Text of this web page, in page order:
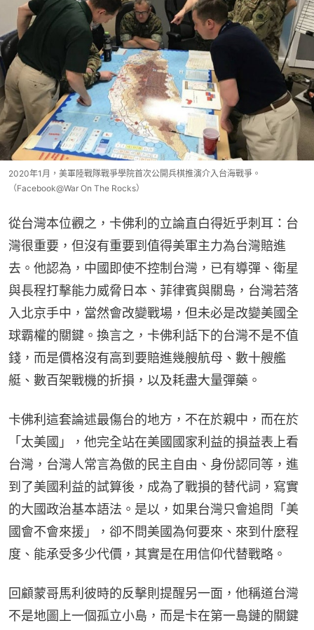
2020年1月，美軍陸戰隊戰爭學院首次公開兵棋推演介入台海戰爭。
（Facebook@War On The Rocks）
從台灣本位觀之，卡佛利的立論直白得近乎刺耳：台
灣很重要，但沒有重要到值得美軍主力為台灣賠進
去。他認為，中國即使不控制台灣，已有導彈、衛星
與長程打擊能力威脅日本、菲律賓與關島，台灣若落
入北京手中，當然會改變戰場，但未必是改變美國全
球霸權的關鍵。換言之，卡佛利話下的台灣不是不值
錢，而是價格沒有高到要賠進幾艘航母、數十艘艦
艇、數百架戰機的折損，以及耗盡大量彈藥。
卡佛利這套論述最傷台的地方，不在於親中，而在於
「太美國」，他完全站在美國國家利益的損益表上看
台灣，台灣人常言為傲的民主自由、身份認同等，進
到了美國利益的試算後，成為了戰損的替代詞，寫實
的大國政治基本語法。是以，如果台灣只會追問「美
國會不會來援」，卻不問美國為何要來、來到什麼程
度、能承受多少代價，其實是在用信仰代替戰略。
回顧蒙哥馬利彼時的反擊則提醒另一面，他稱道台灣
不是地圖上一個孤立小島，而是卡在第一島鏈的關鍵